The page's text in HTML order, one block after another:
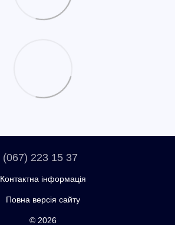
(067) 223 15 37
Контактна інформація
Повна версія сайту
© 2026